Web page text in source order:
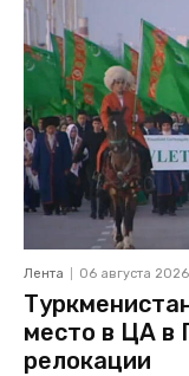
Лента 06 августа 2026
место в ЦА в
релокации